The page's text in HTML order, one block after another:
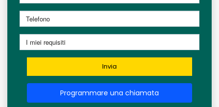
Invia
Programmare una chiamata